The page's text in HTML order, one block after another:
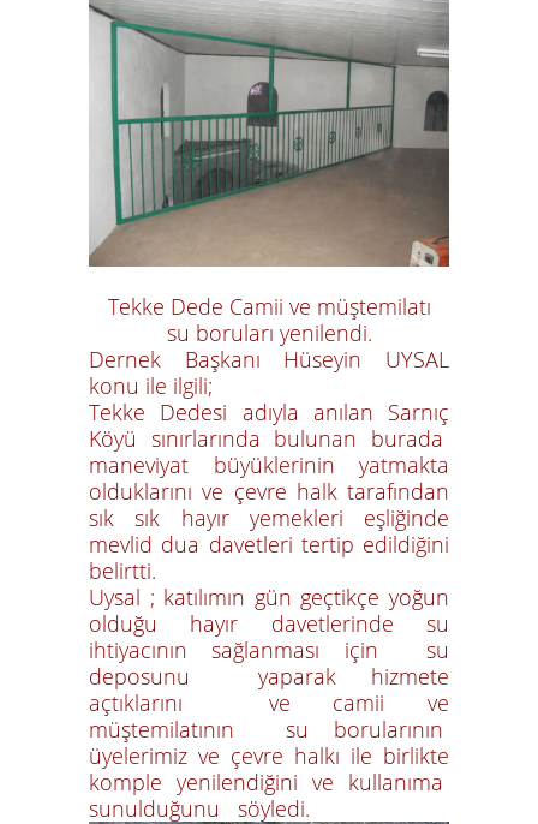
Tekke Dede Camii ve müştemilatı
su boruları yenilendi.
Dernek Başkanı Hüseyin UYSAL
konu ile ilgili;
Tekke Dedesi adıyla anılan Sarnıç
Köyü sınırlarında bulunan burada
maneviyat büyüklerinin yatmakta
olduklarını ve çevre halk tarafından
sık sık hayır yemekleri eşliğinde
mevlid dua davetleri tertip edildiğini
belirtti.
Uysal ; katılımın gün geçtikçe yoğun
olduğu hayır davetlerinde su
ihtiyacının sağlanması için su
deposunu yaparak hizmete
açtıklarını ve camii ve
müştemilatının su borularının
üyelerimiz ve çevre halkı ile birlikte
komple yenilendiğini ve kullanıma
sunulduğunu söyledi.